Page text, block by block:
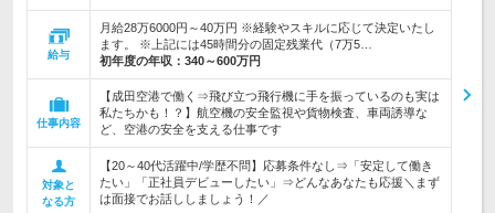
給与
月給28万6000円～40万円 ※経験やスキルに応じて決定いたし
ます。 ※上記には45時間分の固定残業代（7万5…
初年度の年収： 340～600万円
仕事内容
【成田空港で働く⇒飛び立つ飛行機に手を振っているのも実は
私たちかも！？】航空機の安全監視や貨物検査、車両誘導な
ど、空港の安全を支える仕事です
対象と
なる方
【20～40代活躍中/学歴不問】応募条件なし⇒「安定して働き
たい」「正社員デビューしたい」⇒どんなあなたも応援＼まず
は面接でお話ししましょう！／